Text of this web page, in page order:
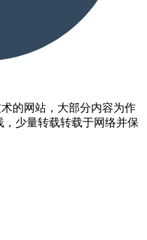
术的网站，大部分内容为作
，少量转载转载于网络并保